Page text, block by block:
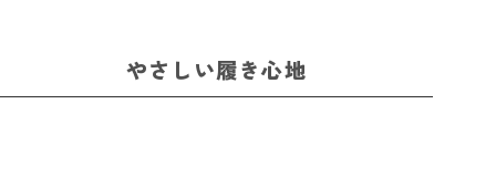
やさしい履き心地